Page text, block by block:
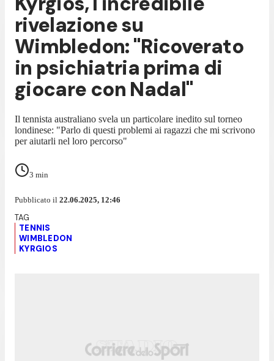
rivelazione su
Wimbledon: "Ricoverato
in psichiatria prima di
giocare con Nadal"
Il tennista australiano svela un particolare inedito sul torneo
londinese: "Parlo di questi problemi ai ragazzi che mi scrivono
per aiutarli nel loro percorso"
3 min
Pubblicato il 22.06.2025, 12:46
TENNIS
WIMBLEDON
KYRGIOS